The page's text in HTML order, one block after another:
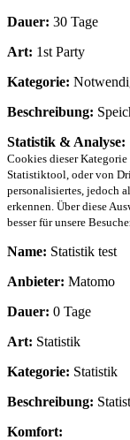
Dauer: 30 Tage
Art: 1st Party
Kategorie:
Beschreibung:
Statistik & Analyse:
Cookies dieser
Statistiktool, oder von
personalisiertes, jedoch
erkennen. Über diese
besser für unsere
Name: Statistik test
Anbieter: Matomo
Dauer: 0 Tage
Art: Statistik
Kategorie: Statistik
Beschreibung:
Komfort: